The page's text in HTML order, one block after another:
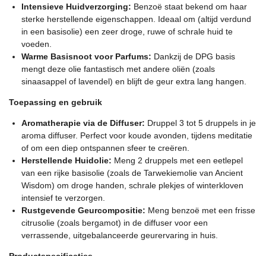
Intensieve Huidverzorging: Benzoë staat bekend om haar
sterke herstellende eigenschappen. Ideaal om (altijd verdund
in een basisolie) een zeer droge, ruwe of schrale huid te
voeden.
Warme Basisnoot voor Parfums: Dankzij de DPG basis
mengt deze olie fantastisch met andere oliën (zoals
sinaasappel of lavendel) en blijft de geur extra lang hangen.
Toepassing en gebruik
Aromatherapie via de Diffuser: Druppel 3 tot 5 druppels in je
aroma diffuser. Perfect voor koude avonden, tijdens meditatie
of om een diep ontspannen sfeer te creëren.
Herstellende Huidolie: Meng 2 druppels met een eetlepel
van een rijke basisolie (zoals de Tarwekiemolie van Ancient
Wisdom) om droge handen, schrale plekjes of winterkloven
intensief te verzorgen.
Rustgevende Geurcompositie: Meng benzoë met een frisse
citrusolie (zoals bergamot) in de diffuser voor een
verrassende, uitgebalanceerde geurervaring in huis.